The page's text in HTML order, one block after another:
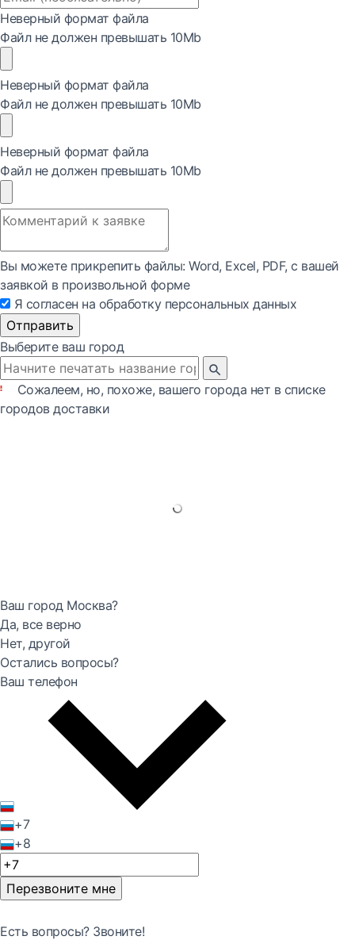
Неверный формат файла
Файл не должен превышать 10Mb
Неверный формат файла
Файл не должен превышать 10Mb
Неверный формат файла
Файл не должен превышать 10Mb
Вы можете прикрепить файлы: Word, Exсel, PDF, с вашей
заявкой в произвольной форме
Я согласен на обработку персональных данных
Отправить
Выберите ваш город
Сожалеем, но, похоже, вашего города нет в списке
городов доставки
Ваш город Москва?
Да, все верно
Нет, другой
Остались вопросы?
Ваш телефон
+7
+8
Перезвоните мне
Есть вопросы? Звоните!